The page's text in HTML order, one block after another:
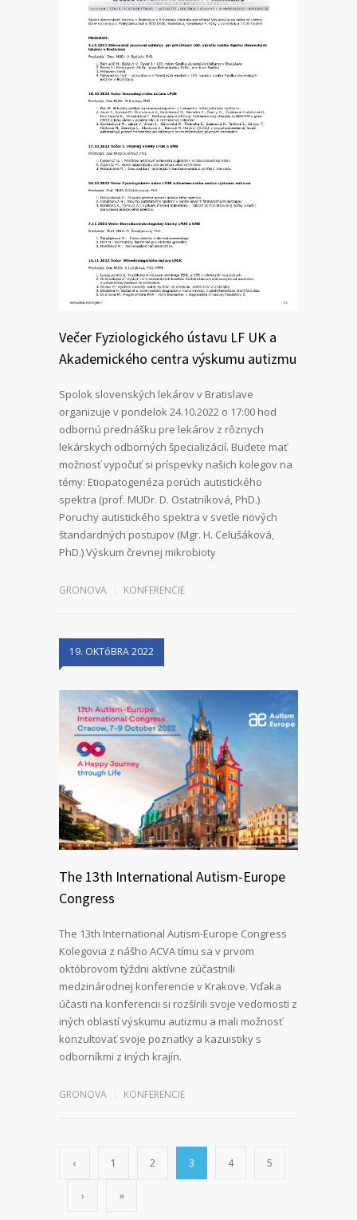
Večer Fyziologického ústavu LF UK a
Akademického centra výskumu autizmu
Spolok slovenských lekárov v Bratislave
organizuje v pondelok 24.10.2022 o 17:00 hod
odbornú prednášku pre lekárov z rôznych
lekárskych odborných špecializácií. Budete mať
možnosť vypočuť si príspevky našich kolegov na
témy: Etiopatogenéza porúch autistického
spektra (prof. MUDr. D. Ostatníková, PhD.)
Poruchy autistického spektra v svetle nových
štandardných postupov (Mgr. H. Celušáková,
PhD.) Výskum črevnej mikrobioty
GRONOVA KONFERENCIE
19. OKTóBRA 2022
The 13th International Autism-Europe
Congress
The 13th International Autism-Europe Congress
Kolegovia z nášho ACVA tímu sa v prvom
októbrovom týždni aktívne zúčastnili
medzinárodnej konferencie v Krakove. Vďaka
účasti na konferencii si rozšírili svoje vedomosti z
iných oblastí výskumu autizmu a mali možnosť
konzultovať svoje poznatky a kazuistiky s
odborníkmi z iných krajín.
GRONOVA KONFERENCIE
‹ 1 2 3 4 5
› »